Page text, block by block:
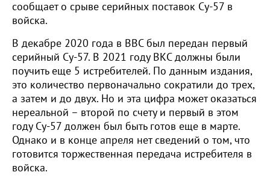
сообщает о срыве серийных поставок Су-57 в
войска.
В декабре 2020 года в ВВС был передан первый
серийный Су-57. В 2021 году ВКС должны были
поучить еще 5 истребителей. По данным издания,
это количество первоначально сократили до трех,
а затем и до двух. Но и эта цифра может оказаться
нереальной – второй по счету и первый в этом
году Су-57 должен был быть готов еще в марте.
Однако и в конце апреля нет сведений о том, что
готовится торжественная передача истребителя в
войска.